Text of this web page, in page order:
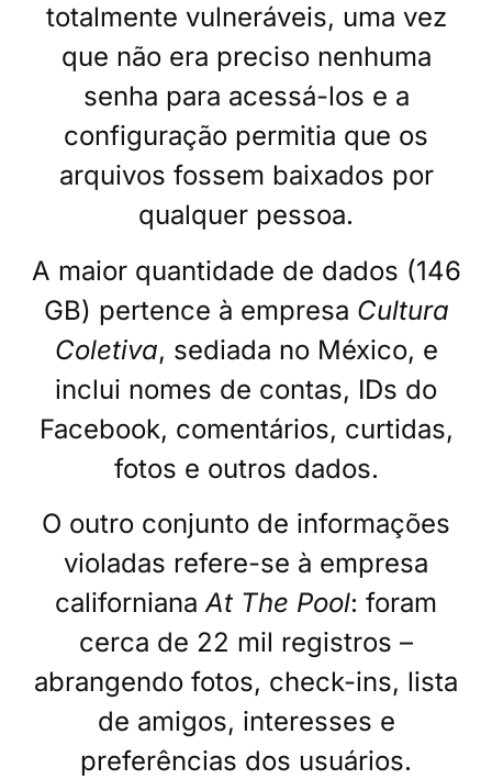
totalmente vulneráveis, uma vez
que não era preciso nenhuma
senha para acessá-los e a
configuração permitia que os
arquivos fossem baixados por
qualquer pessoa.
A maior quantidade de dados (146
GB) pertence à empresa Cultura
Coletiva, sediada no México, e
inclui nomes de contas, IDs do
Facebook, comentários, curtidas,
fotos e outros dados.
O outro conjunto de informações
violadas refere-se à empresa
californianaAt The Pool: foram
cerca de 22 mil registros –
abrangendo fotos, check-ins, lista
de amigos, interesses e
preferências dos usuários.